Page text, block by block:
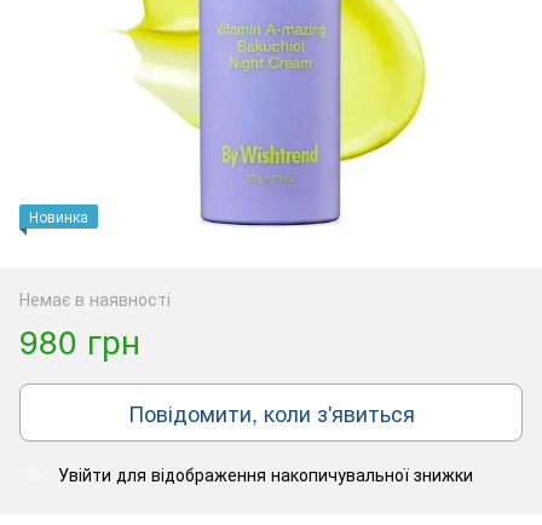
Новинка
Немає в наявності
980 грн
Повідомити, коли з'явиться
Увійти для відображення накопичувальної знижки